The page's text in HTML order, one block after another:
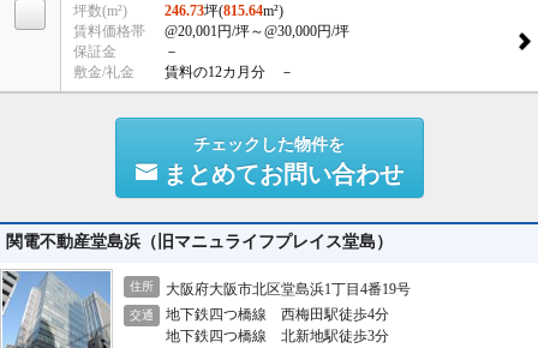
坪数(m²) 246.73坪(815.64m²)
賃料価格帯
@20,001円/坪～@30,000円/坪
保証金
－
敷金/礼金
賃料の12カ月分 －
チェックした物件を
まとめてお問い合わせ
関電不動産堂島浜（旧マニュライフプレイス堂島）
住所 大阪府大阪市北区堂島浜1丁目4番19号
交通
地下鉄四つ橋線 西梅田駅徒歩4分
地下鉄四つ橋線 北新地駅徒歩3分